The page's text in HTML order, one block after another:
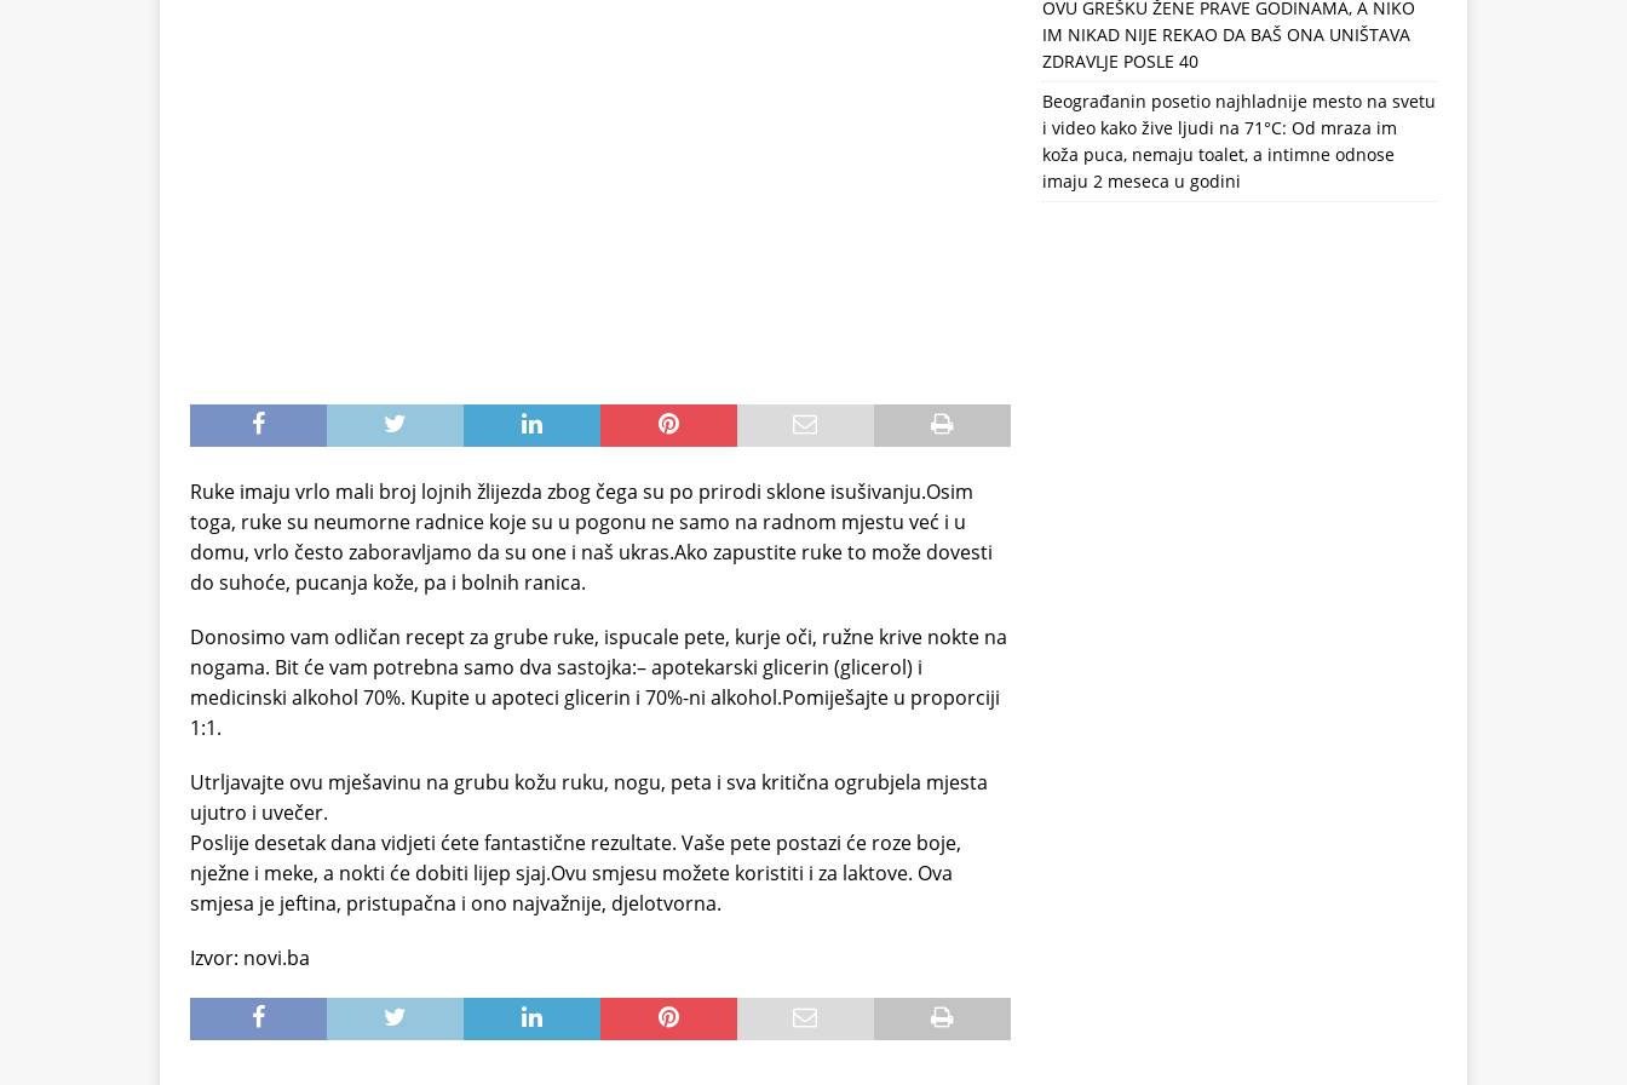
Ruke imaju vrlo mali broj lojnih žlijezda zbog čega su po prirodi sklone isušivanju.Osim
toga, ruke su neumorne radnice koje su u pogonu ne samo na radnom mjestu već i u
domu, vrlo često zaboravljamo da su one i naš ukras.Ako zapustite ruke to može dovesti
do suhoće, pucanja kože, pa i bolnih ranica.
Donosimo vam odličan recept za grube ruke, ispucale pete, kurje oči, ružne krive nokte na
nogama. Bit će vam potrebna samo dva sastojka:– apotekarski glicerin (glicerol) i
medicinski alkohol 70%. Kupite u apoteci glicerin i 70%-ni alkohol.Pomiješajte u proporciji
1:1.
Utrljavajte ovu mješavinu na grubu kožu ruku, nogu, peta i sva kritična ogrubjela mjesta
ujutro i uvečer.
Poslije desetak dana vidjeti ćete fantastične rezultate. Vaše pete postazi će roze boje,
nježne i meke, a nokti će dobiti lijep sjaj.Ovu smjesu možete koristiti i za laktove. Ova
smjesa je jeftina, pristupačna i ono najvažnije, djelotvorna.
Izvor: novi.ba
OVU GREŠKU ŽENE PRAVE GODINAMA, A NIKO
IM NIKAD NIJE REKAO DA BAŠ ONA UNIŠTAVA
ZDRAVLJE POSLE 40
Beograđanin posetio najhladnije mesto na svetu
i video kako žive ljudi na 71°C: Od mraza im
koža puca, nemaju toalet, a intimne odnose
imaju 2 meseca u godini